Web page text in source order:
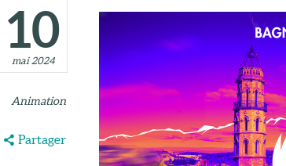
10
mai 2024
Animation
Partager